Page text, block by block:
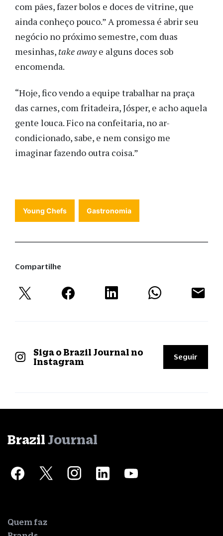
com pães, fazer bolos e doces de vitrine, que
ainda conheço pouco.” A promessa é abrir seu
negócio no próximo semestre, com duas
mesinhas, take awaye alguns doces sob
encomenda.
“Hoje, fico vendo a equipe trabalhar na praça
das carnes, com fritadeira, Jósper, e acho aquela
gente louca. Fico na confeitaria, no ar-
condicionado, sabe, e nem consigo me
imaginar fazendo outra coisa.”
Young Chefs Gastronomia
Compartilhe
Siga o Brazil Journal no
Instagram
Seguir
Brazil Journal
Quem faz